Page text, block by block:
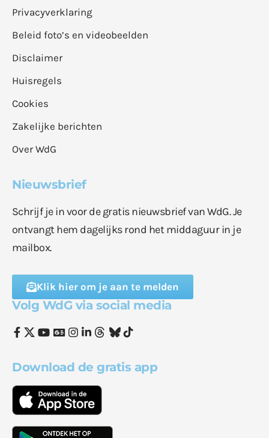
Privacyverklaring
Beleid foto’s en videobeelden
Disclaimer
Huisregels
Cookies
Zakelijke berichten
Over WdG
Nieuwsbrief
Schrijf je in voor de gratis nieuwsbrief van WdG. Je
ontvangt hem dagelijks rond het middaguur in je
mailbox.
Klik hier om je aan te melden
Volg WdG via social media
Download de gratis app